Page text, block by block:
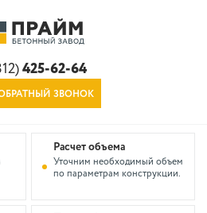
425-62-64
ЗВОНОК
Расчет объема
Уточним необходимый объем
по параметрам конструкции.